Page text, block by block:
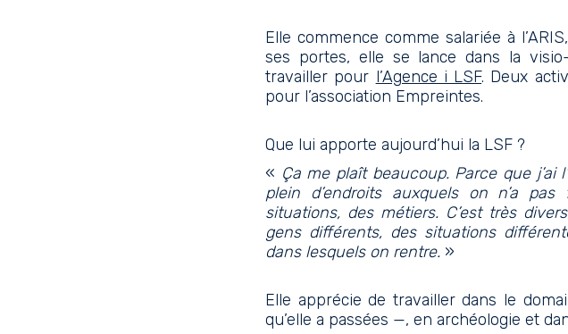
Elle commence comme salariée à
ses portes, elle se lance dans la
travailler pour l’Agence i LSF. Deux
pour l’association Empreintes.
Que lui apporte aujourd’hui la LSF ?
« Ça me plaît beaucoup. Parce que j’ai
plein d’endroits auxquels on n’a
situations, des métiers. C’est très
gens différents, des situations
dans lesquels on rentre. »
Elle apprécie de travailler dans le
qu’elle a passées —, en archéologie et